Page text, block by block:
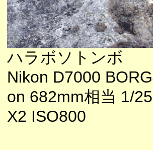
ハラボソトンボ
Nikon D7000
on 682mm相当 1/
X2 ISO800